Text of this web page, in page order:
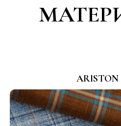
ARISTON